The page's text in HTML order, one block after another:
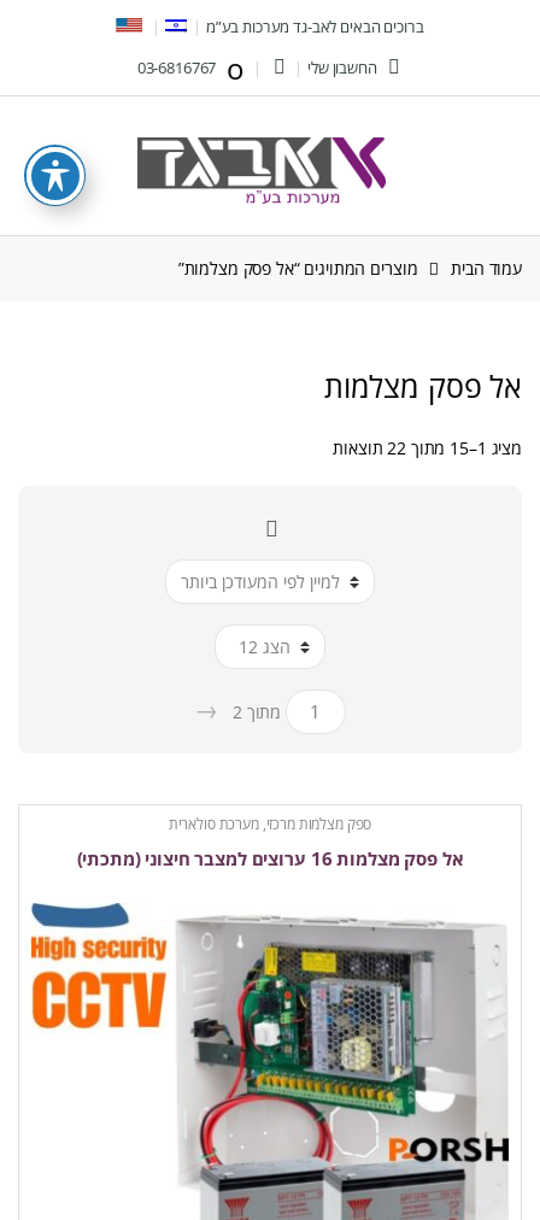
ברוכים הבאים לאב-גד מערכות בע”מ
החשבון שלי
עמוד הבית מוצרים המתויגים “אל פסק מצלמות”
אל פסק מצלמות
מציג 1–15 מתוך 22 תוצאות
ממוין
ביותר
מתוך 2 →
ספק מצלמות מרכזי, מערכת סולארית
אל פסק מצלמות 16 ערוצים למצבר חיצוני (מתכתי)